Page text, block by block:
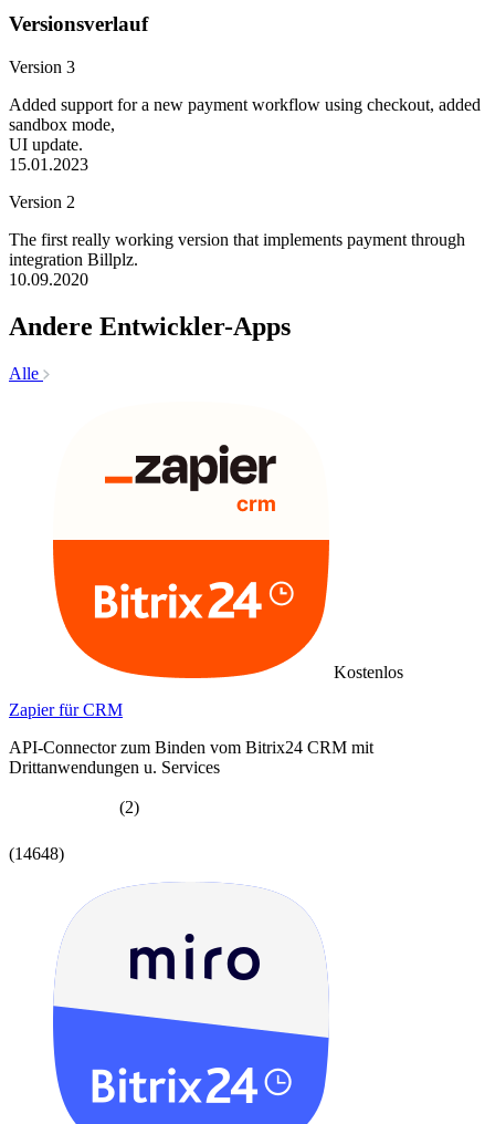
Versionsverlauf
Version 3
Added support for a new payment workflow using checkout, added
sandbox mode,
UI update.
15.01.2023
Version 2
The first really working version that implements payment through
integration Billplz.
10.09.2020
Andere Entwickler-Apps
Alle
Kostenlos
Zapier für CRM
API-Connector zum Binden vom Bitrix24 CRM mit
Drittanwendungen u. Services
(2)
(14648)